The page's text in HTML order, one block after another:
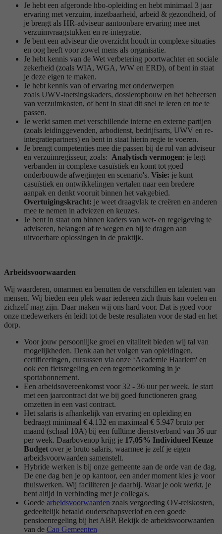
Je hebt een afgeronde hbo-opleiding en hebt minimaal 3 jaar
ervaring met verzuim, inzetbaarheid, arbeid & gezondheid, of
je brengt als HR‑adviseur aantoonbare ervaring mee met
verzuimvraagstukken en re-integratie.
Je bent een adviseur die overzicht houdt in complexe situaties
en oog heeft voor zowel mens als organisatie.
Je hebt kennis van de Wet verbetering poortwachter en sociale
zekerheid (zoals WIA, WGA, WW en ERD), of bent in staat
je deze eigen te maken.
Je hebt kennis van of ervaring met onderwerpen
zoals UWV‑toetsingskaders, dossieropbouw en het beheersen
van verzuimkosten, of bent in staat dit snel te leren en toe te
passen.
Je werkt samen met verschillende interne en externe partijen
(zoals leidinggevenden, arbodienst, bedrijfsarts, UWV en re-
integratiepartners) en bent in staat hierin regie te voeren.
Je brengt competenties mee die passen bij de rol van adviseur
en verzuimregisseur, zoals: Analytisch vermogen: je legt
verbanden in complexe casuïstiek en komt tot goed
onderbouwde afwegingen en scenario's. Visie: je kunt
casuïstiek en ontwikkelingen vertalen naar een bredere
aanpak en denkt vooruit binnen het vakgebied.
Overtuigingskracht: je weet draagvlak te creëren en anderen
mee te nemen in adviezen en keuzes.
Je bent in staat om binnen kaders van wet- en regelgeving te
adviseren, belangen af te wegen en bij te dragen aan
uitvoerbare oplossingen in de praktijk.
Arbeidsvoorwaarden
Wij waarderen, omarmen en benutten de verschillen en talenten van
mensen. Wij bieden een plek waar iedereen zich thuis kan voelen en
zichzelf mag zijn. Daar maken wij ons hard voor. Dat is goed voor
onze medewerkers én leidt tot de beste resultaten voor de stad en het
dorp.
Voor jouw persoonlijke groei en vitaliteit bieden wij tal van
mogelijkheden. Denk aan het volgen van opleidingen,
certificeringen, cursussen via onze ‘Academie Haarlem' en
ook een fietsregeling en een tegemoetkoming in je
sportabonnement.
Een arbeidsovereenkomst voor 32 - 36 uur per week. Je start
met een jaarcontract dat we bij goed functioneren graag
omzetten in een vast contract.
Het salaris is afhankelijk van ervaring en opleiding en
bedraagt minimaal € 4.132 en maximaal € 5.947 bruto per
maand (schaal 10A) bij een fulltime dienstverband van 36 uur
per week. Daarbovenop krijg je 17,05% Individueel Keuze
Budget over je bruto salaris, waarmee je zelf je eigen
arbeidsvoorwaarden samenstelt.
Hybride werken is bij onze gemeente aan de orde van de dag.
De ene dag ben je op kantoor, een ander moment kies je voor
thuiswerken. Wij faciliteren je daarbij. Waar je ook werkt, je
bent altijd in verbinding met je collega's.
Goede arbeidsvoorwaarden zoals vergoeding OV-reiskosten,
gedeeltelijk betaald ouderschapsverlof en een goede
pensioenregeling bij het ABP. Bekijk de arbeidsvoorwaarden
van de Cao Gemeenten